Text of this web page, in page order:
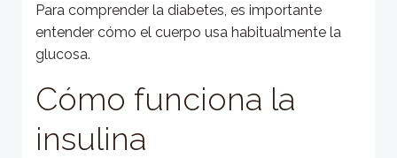
Para comprender la diabetes, es importante
entender cómo el cuerpo usa habitualmente la
glucosa.
Cómo funciona la
insulina